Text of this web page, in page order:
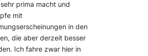
prima macht und
mit
in den
die aber derzeit besser
Ich fahre zwar hier in